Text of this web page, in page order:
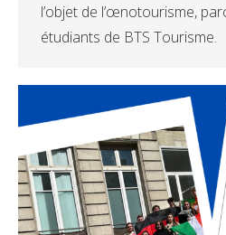
l’objet de l’œnotourisme,
étudiants de BTS Tourisme.